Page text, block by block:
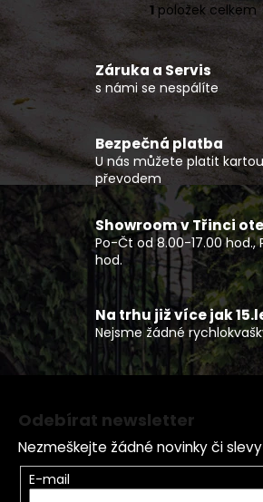
O
l
á
d
c
í
p
r
v
k
y
v
ý
p
i
s
u
1 položek celkem
Záruka a Servis
s námi se nespálíte
Bezpečná platba
U nás můžete platit
převodem
Showroom v Třinci
Po-Čt od 8.00-17.00 hod.,
hod.
Na trhu již více jak
Nejsme žádné
u
j
m
e
TRIČKO
PÁNSKÉ
CLASSIC
NEW
450
Kč
Odebírat newsletter
Nezmeškejte žádné novinky či
E-mail